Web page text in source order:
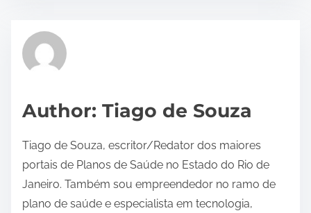
i
Author: Tiago de Souza
Tiago de Souza, escritor/Redator dos maiores
portais de Planos de Saúde no Estado do Rio de
Janeiro. Também sou empreendedor no ramo de
plano de saúde e especialista em tecnologia,